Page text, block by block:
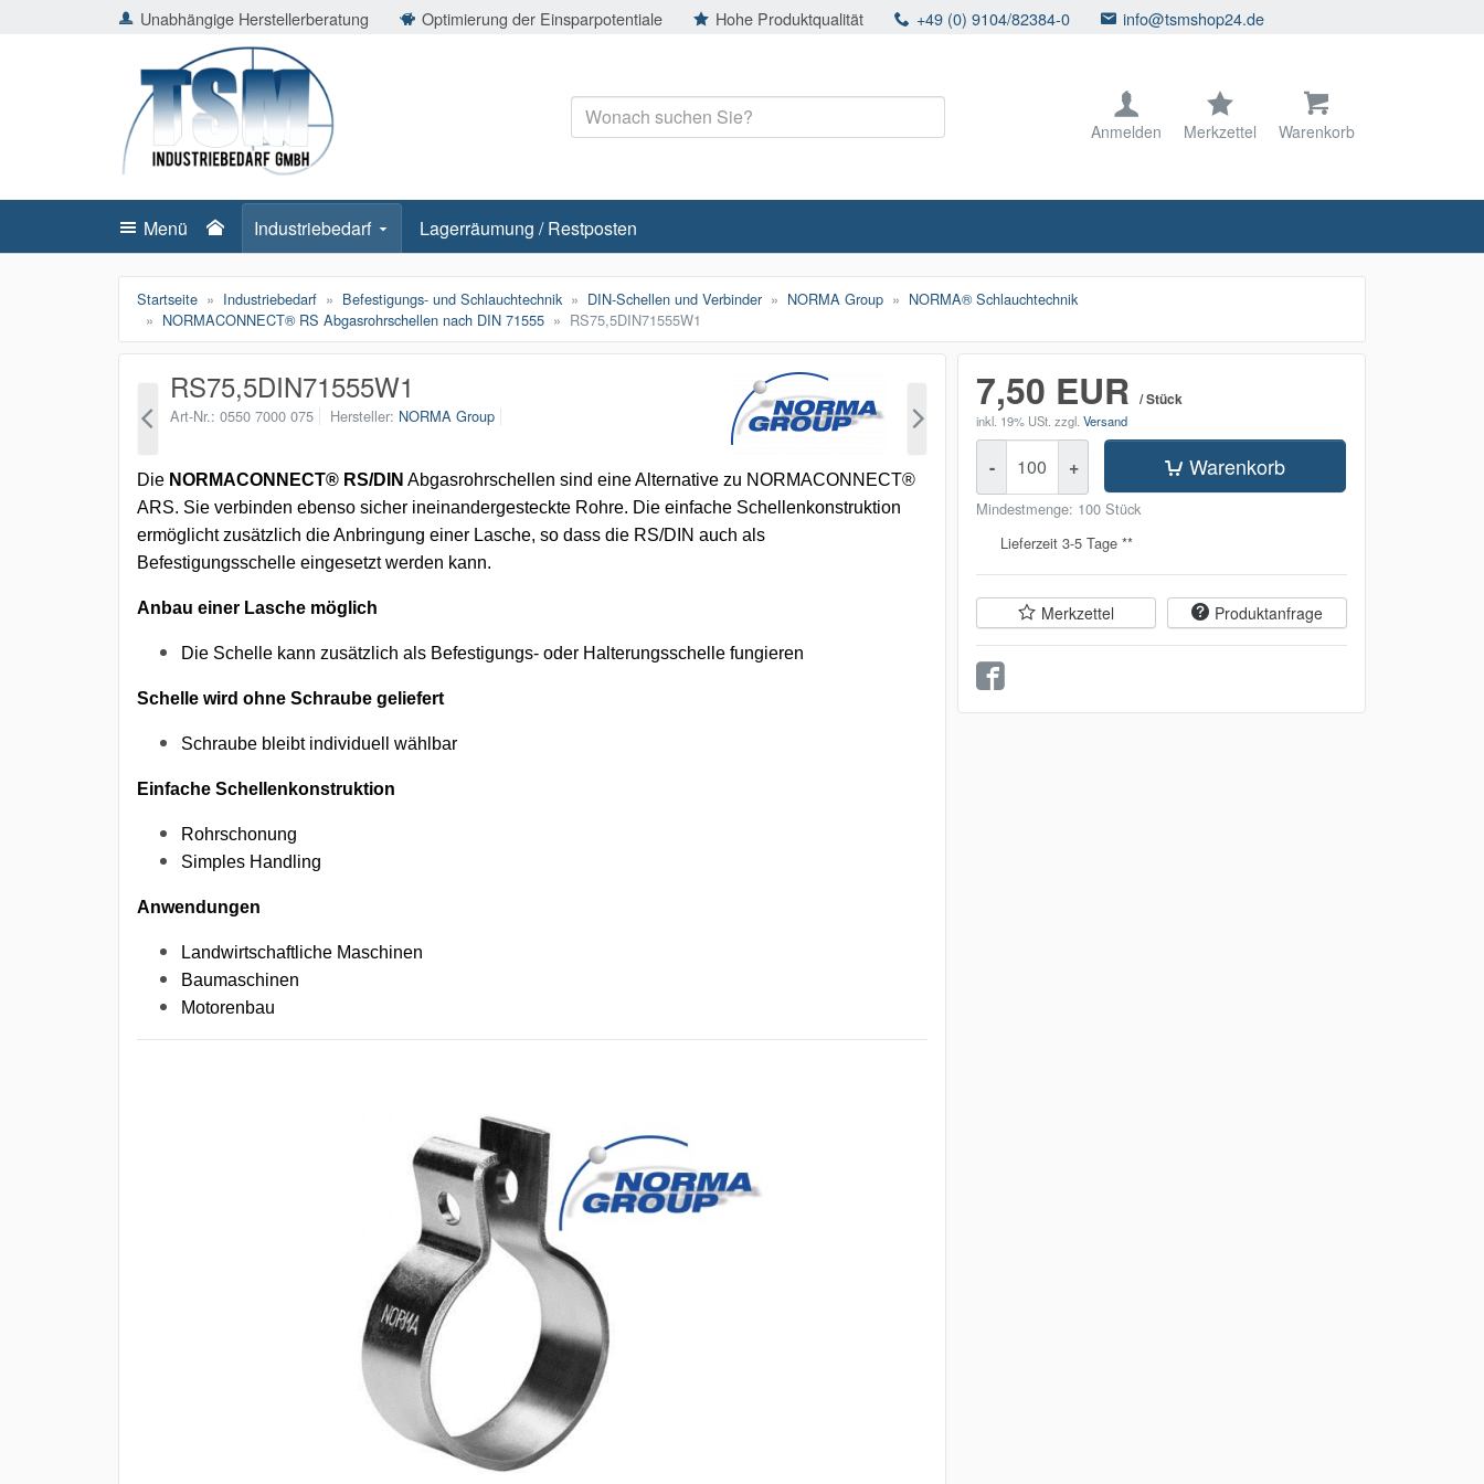
Unabhängige Herstellerberatung Optimierung der Einsparpotentiale Hohe Produktqualität +49 (0) 9104/82384-0 info@tsmshop24.de
schließen
Suche
Anmelden Merkzettel Warenkorb
Menü Industriebedarf Lagerräumung / Restposten
Startseite Industriebedarf Befestigungs- und Schlauchtechnik DIN-Schellen und Verbinder NORMA Group
NORMA® Schlauchtechnik
NORMACONNECT® RS Abgasrohrschellen nach DIN 71555
RS75,5DIN71555W1
RS75,5DIN71555W1
Art-Nr. 0550 7000 075 Hersteller NORMA Group
Die NORMACONNECT® RS/DIN Abgasrohrschellen sind eine Alternative zu NORMACONNECT®
ARS. Sie verbinden ebenso sicher ineinandergesteckte Rohre. Die einfache Schellenkonstruktion
ermöglicht zusätzlich die Anbringung einer Lasche, so dass die RS/DIN auch als
Befestigungsschelle eingesetzt werden kann.
Anbau einer Lasche möglich
Die Schelle kann zusätzlich als Befestigungs- oder Halterungsschelle fungieren
Schelle wird ohne Schraube geliefert
Schraube bleibt individuell wählbar
Einfache Schellenkonstruktion
Rohrschonung
Simples Handling
Anwendungen
Landwirtschaftliche Maschinen
Baumaschinen
Motorenbau
7,50 EUR / Stück
inkl. 19% USt. zzgl. Versand
- + Warenkorb
Mindestmenge: 100 Stück
Lieferzeit 3-5 Tage **
Merkzettel Produktanfrage